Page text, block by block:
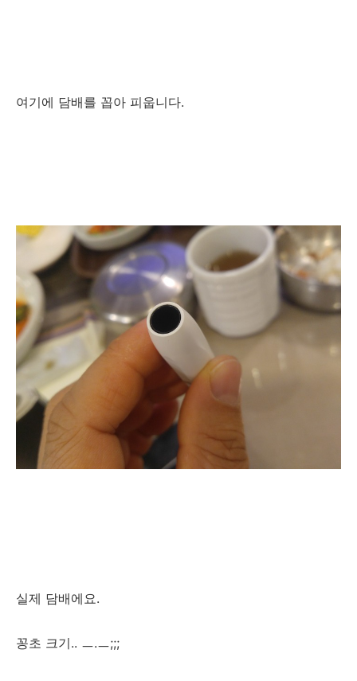
여기에 담배를 꼽아 피웁니다.
실제 담배에요.
꽁초 크기.. ㅡ.ㅡ;;;